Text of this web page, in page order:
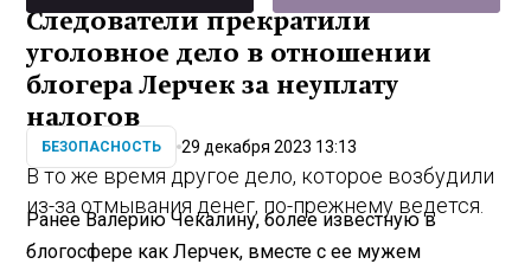
Следователи прекратили
уголовное дело в отношении
блогера Лерчек за неуплату
налогов
БЕЗОПАСНОСТЬ 29 декабря 2023 13:13
В то же время другое дело, которое возбудили
из-за отмывания денег, по-прежнему ведется.
Ранее Валерию Чекалину, более известную в
блогосфере как Лерчек, вместе с ее мужем